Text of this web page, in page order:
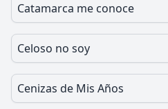
Catamarca me conoce
Celoso no soy
Cenizas de Mis Años